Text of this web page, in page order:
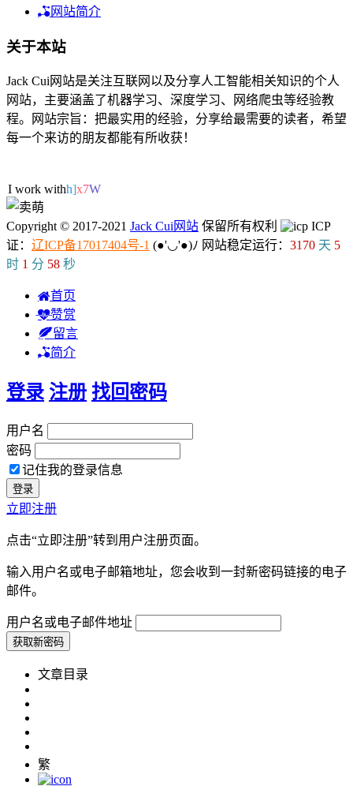
网站简介
关于本站
Jack Cui网站是关注互联网以及分享人工智能相关知识的个人
网站，主要涵盖了机器学习、深度学习、网络爬虫等经验教
程。网站宗旨：把最实用的经验，分享给最需要的读者，希望
每一个来访的朋友都能有所收获！
I work with Mk\4&
Copyright © 2017-2021 Jack Cui网站 保留所有权利
ICP
证： 辽ICP备17017404号-1 (●'◡'●)ﾉ 网站稳定运行： 3170 天 5
时 1 分 59 秒
首页
赞赏
留言
简介
登录 注册 找回密码
用户名
密码
记住我的登录信息
立即注册
点击“立即注册”转到用户注册页面。
输入用户名或电子邮箱地址，您会收到一封新密码链接的电子
邮件。
用户名或电子邮件地址
文章目录
繁